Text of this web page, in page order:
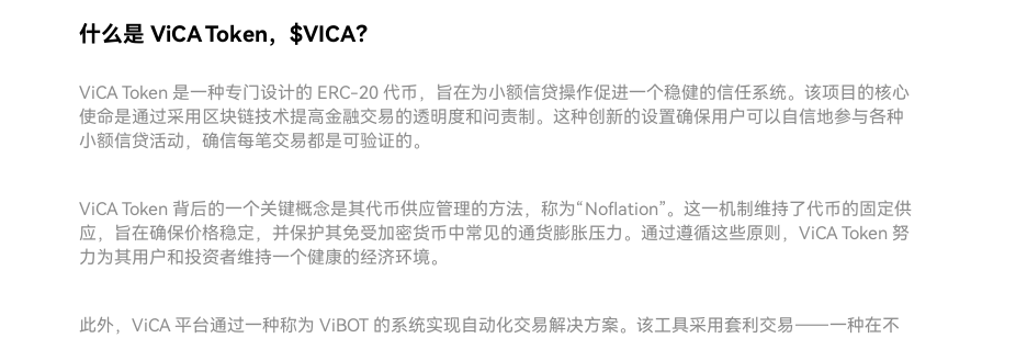
什么是 ViCA Token，$VICA？
ViCA Token 是一种专门设计的 ERC-20 代币，旨在为小额信贷操作促进一个稳健的信任系统。该项目的核心
使命是通过采用区块链技术提高金融交易的透明度和问责制。这种创新的设置确保用户可以自信地参与各种
小额信贷活动，确信每笔交易都是可验证的。
ViCA Token 背后的一个关键概念是其代币供应管理的方法，称为“Noflation”。这一机制维持了代币的固定供
应，旨在确保价格稳定，并保护其免受加密货币中常见的通货膨胀压力。通过遵循这些原则，ViCA Token 努
力为其用户和投资者维持一个健康的经济环境。
此外，ViCA 平台通过一种称为 ViBOT 的系统实现自动化交易解决方案。该工具采用套利交易——一种在不